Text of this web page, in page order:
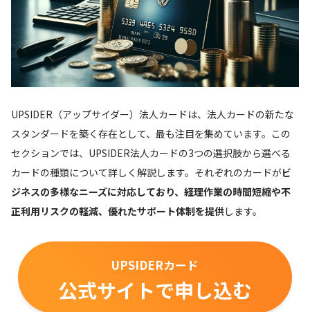
UPSIDER（アップサイダー）法人カードは、法人カードの新たな
スタンダードを築く存在として、最も注目を集めています。この
セクションでは、UPSIDER法人カードの3つの選択肢から選べる
カードの種類について詳しく解説します。それぞれのカードがビ
ジネスの多様なニーズに対応しており、経理作業の時間短縮や不
正利用リスクの軽減、優れたサポート体制を提供します。
UPSIDERカード
公式サイトで申し込む